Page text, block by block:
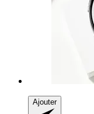
Ajouter